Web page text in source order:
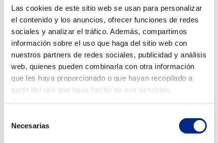
Las cookies de este sitio web se usan para personalizar
el contenido y los anuncios, ofrecer funciones de redes
sociales y analizar el tráfico. Además, compartimos
información sobre el uso que haga del sitio web con
nuestros partners de redes sociales, publicidad y análisis
web, quienes pueden combinarla con otra información
que les haya proporcionado o que hayan recopilado a
partir del uso que haya hecho de sus servicios.
Necesarias
filtros las unidades interiores.
El split, debe estar perfectamente limpio para que
funcione correctamente. Y también debes
desinfectarlo para realizar un buen mantenimiento y
que esté libre de bacterias.
Para limpiar los filtros, puedes usar un aspirador para
eliminar el polvo y un trapo húmedo para retirar los
restos.
¿Cada cuanto tiempo?